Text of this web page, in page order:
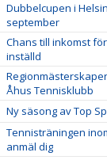
Dubbelcupen i
september
Chans till inkomst
inställd
Åhus Tennisklubb
Ny säsong av Top
Tennisträningen
anmäl dig